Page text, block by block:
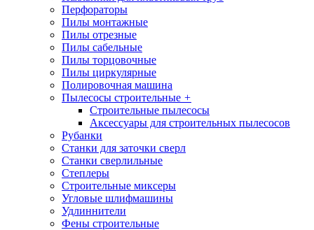
Перфораторы
Пилы монтажные
Пилы отрезные
Пилы сабельные
Пилы торцовочные
Пилы циркулярные
Полировочная машина
Пылесосы строительные +
Строительные пылесосы
Аксессуары для строительных пылесосов
Рубанки
Станки для заточки сверл
Станки сверлильные
Степлеры
Строительные миксеры
Угловые шлифмашины
Удлиннители
Фены строительные